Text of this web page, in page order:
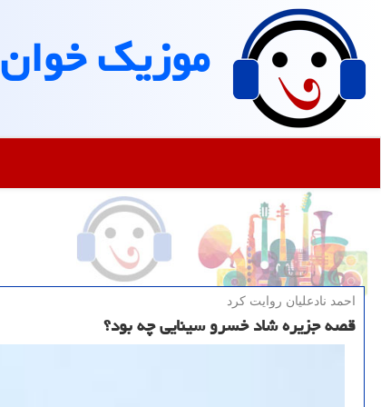
موزیك خوان
احمد نادعلیان روایت كرد
قصه جزیره شاد خسرو سینایی چه بود؟